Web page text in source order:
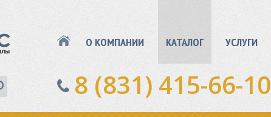
О КОМПАНИИ КАТАЛОГ УСЛУГИ
8 (831) 415-66-10